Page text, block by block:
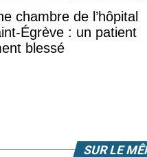
chambre de l’hôpital
Égrève : un patient
blessé
SUR LE